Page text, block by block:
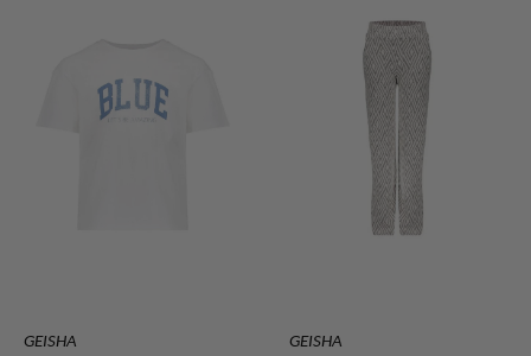
GEISHA GEISHA